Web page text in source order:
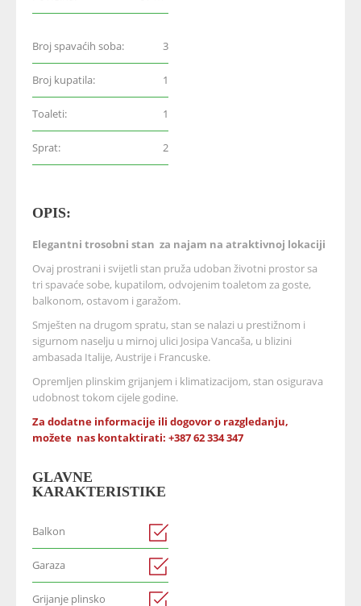
Broj spavaćih soba: 3
Broj kupatila: 1
Toaleti: 1
Sprat: 2
OPIS:
Elegantni trosobni stan za najam na atraktivnoj lokaciji
Ovaj prostrani i svijetli stan pruža udoban životni prostor sa
tri spavaće sobe, kupatilom, odvojenim toaletom za goste,
balkonom, ostavom i garažom.
Smješten na drugom spratu, stan se nalazi u prestižnom i
sigurnom naselju u mirnoj ulici Josipa Vancaša, u blizini
ambasada Italije, Austrije i Francuske.
Opremljen plinskim grijanjem i klimatizacijom, stan osigurava
udobnost tokom cijele godine.
Za dodatne informacije ili dogovor o razgledanju,
možete nas kontaktirati: +387 62 334 347
GLAVNE
KARAKTERISTIKE
Balkon
Garaza
Grijanje plinsko